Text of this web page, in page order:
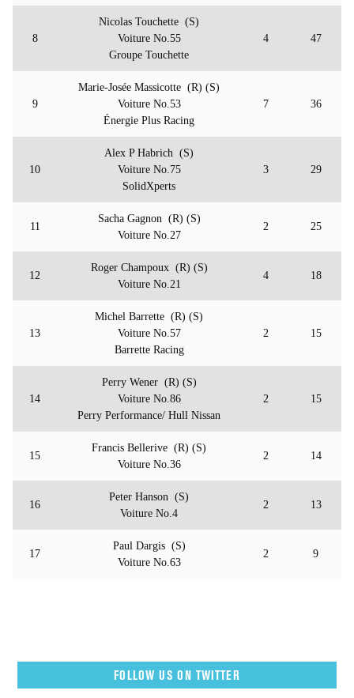
8
Nicolas Touchette (S)
Voiture No.55
Groupe Touchette
4 47
9
Marie-Josée Massicotte (R) (S)
Voiture No.53
Énergie Plus Racing
7 36
10
Alex P Habrich (S)
Voiture No.75
SolidXperts
3 29
11
Sacha Gagnon (R) (S)
Voiture No.27
2 25
12
Roger Champoux (R) (S)
Voiture No.21
4 18
13
Michel Barrette (R) (S)
Voiture No.57
Barrette Racing
2 15
14
Perry Wener (R) (S)
Voiture No.86
Perry Performance/ Hull Nissan
2 15
15
Francis Bellerive (R) (S)
Voiture No.36
2 14
16
Peter Hanson (S)
Voiture No.4
2 13
17
Paul Dargis (S)
Voiture No.63
2 9
FOLLOW US ON TWITTER